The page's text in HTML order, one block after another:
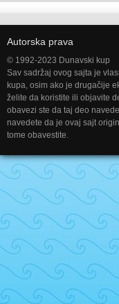
Autorska prava
© 1992-2023 Dunavski kup
Sav sadržaj ovog sajta je
kupa, osim ako je drugačije
želite da koristite ili objavite
obavezi ste da taj deo
navedete da je ovaj sajt
tome obavestite.